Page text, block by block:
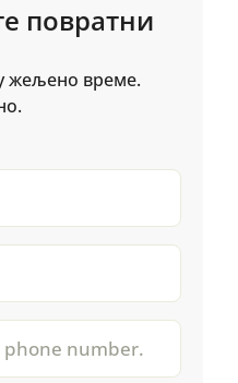
повратни
жељено време.